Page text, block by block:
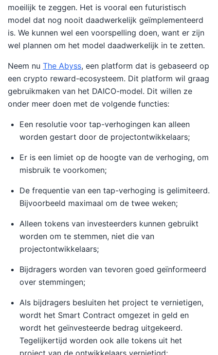
moeilijk te zeggen. Het is vooral een futuristisch
model dat nog nooit daadwerkelijk geïmplementeerd
is. We kunnen wel een voorspelling doen, want er zijn
wel plannen om het model daadwerkelijk in te zetten.
Neem nu The Abyss, een platform dat is gebaseerd op
een crypto reward-ecosysteem. Dit platform wil graag
gebruikmaken van het DAICO-model. Dit willen ze
onder meer doen met de volgende functies:
Een resolutie voor tap-verhogingen kan alleen
worden gestart door de projectontwikkelaars;
Er is een limiet op de hoogte van de verhoging, om
misbruik te voorkomen;
De frequentie van een tap-verhoging is gelimiteerd.
Bijvoorbeeld maximaal om de twee weken;
Alleen tokens van investeerders kunnen gebruikt
worden om te stemmen, niet die van
projectontwikkelaars;
Bijdragers worden van tevoren goed geïnformeerd
over stemmingen;
Als bijdragers besluiten het project te vernietigen,
wordt het Smart Contract omgezet in geld en
wordt het geïnvesteerde bedrag uitgekeerd.
Tegelijkertijd worden ook alle tokens uit het
project van de ontwikkelaars vernietigd;